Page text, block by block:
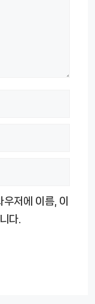
저에 이름, 이
다.